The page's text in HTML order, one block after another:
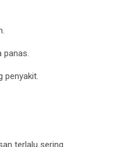
penyakit.
terlalu sering.